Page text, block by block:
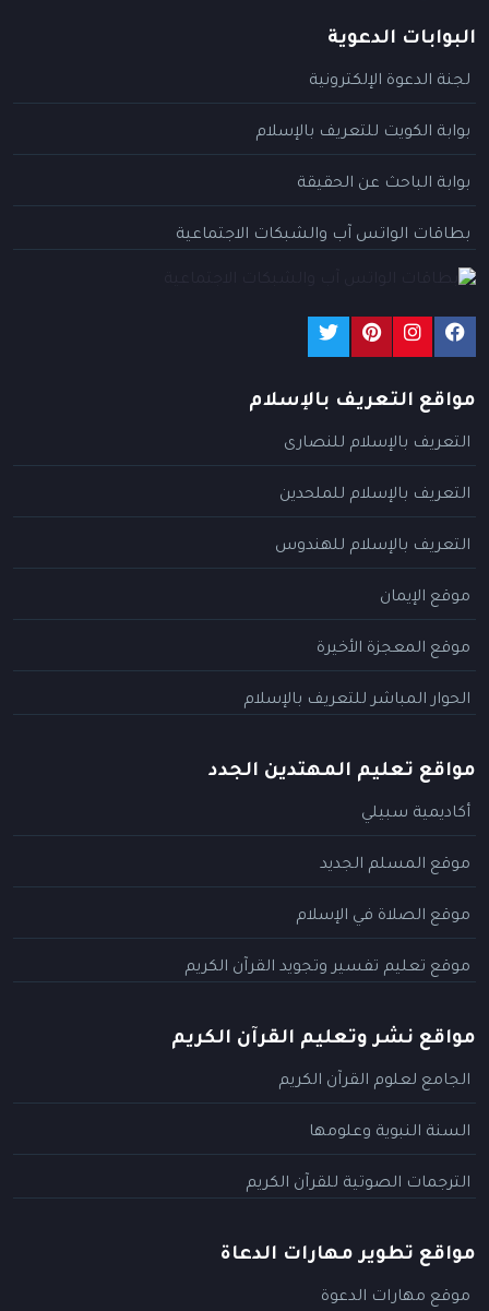
البوابات الدعوية
لجنة الدعوة الإلكترونية
بوابة الكويت للتعريف بالإسلام
بوابة الباحث عن الحقيقة
بطاقات الواتس آب والشبكات الاجتماعية
مواقع التعريف بالإسلام
التعريف بالإسلام للنصارى
التعريف بالإسلام للملحدين
التعريف بالإسلام للهندوس
موقع الإيمان
موقع المعجزة الأخيرة
الحوار المباشر للتعريف بالإسلام
مواقع تعليم المهتدين الجدد
أكاديمية سبيلي
موقع المسلم الجديد
موقع الصلاة في الإسلام
موقع تعليم تفسير وتجويد القرآن الكريم
مواقع نشر وتعليم القرآن الكريم
الجامع لعلوم القرآن الكريم
السنة النبوية وعلومها
الترجمات الصوتية للقرآن الكريم
مواقع تطوير مهارات الدعاة
موقع مهارات الدعوة